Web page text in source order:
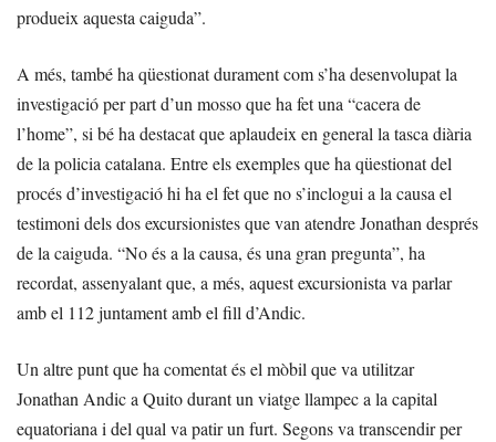
produeix aquesta caiguda”.
A més, també ha qüestionat durament com s’ha desenvolupat la
investigació per part d’un mosso que ha fet una “cacera de
l’home”, si bé ha destacat que aplaudeix en general la tasca diària
de la policia catalana. Entre els exemples que ha qüestionat del
procés d’investigació hi ha el fet que no s’inclogui a la causa el
testimoni dels dos excursionistes que van atendre Jonathan després
de la caiguda. “No és a la causa, és una gran pregunta”, ha
recordat, assenyalant que, a més, aquest excursionista va parlar
amb el 112 juntament amb el fill d’Andic.
Un altre punt que ha comentat és el mòbil que va utilitzar
Jonathan Andic a Quito durant un viatge llampec a la capital
equatoriana i del qual va patir un furt. Segons va transcendir per